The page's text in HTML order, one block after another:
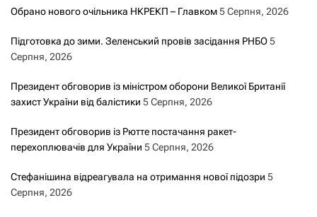
Обрано нового очільника НКРЕКП – Главком5 Серпня, 2026
Підготовка до зими. Зеленський провів засідання РНБО5
Серпня, 2026
Президент обговорив із міністром оборони Великої Британії
захист України від балістики 5 Серпня, 2026
Президент обговорив із Рютте постачання ракет-
перехоплювачів для України 5 Серпня, 2026
Стефанішина відреагувала на отримання нової підозри 5
Серпня, 2026